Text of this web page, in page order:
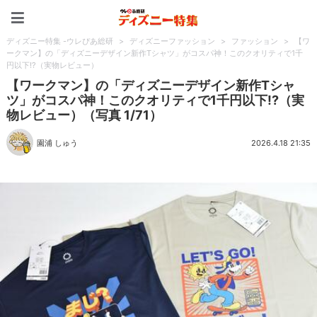
ディズニー特集 -ウレぴあ総研 > ディズニーファッション > ファッション >
【ワ
ークマン】の「ディズニーデザイン新作Tシャツ」がコスパ神！このクオリティで1千
円以下!?（実物レビュー）
【ワークマン】の「ディズニーデザイン新作Tシャ
ツ」がコスパ神！このクオリティで1千円以下!?（実
物レビュー）（写真 1/71）
園浦 しゅう 2026.4.18 21:35